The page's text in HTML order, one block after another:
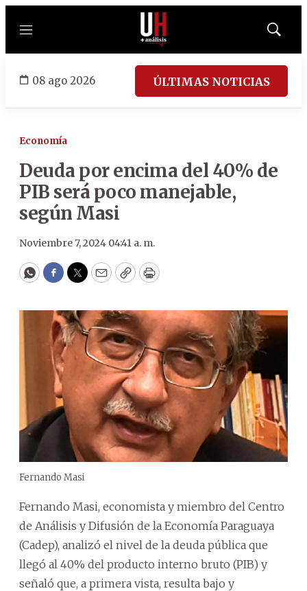
Menú
Mostrar
08 ago 2026 ÚLTIMAS NOTICIAS
Economía
Deuda por encima del 40% de
PIB será poco manejable,
según Masi
Noviembre 7, 2024 04:41 a. m.
WhatsApp
Facebook
Twitter
EmailCopyPrint
Fernando Masi
Fernando Masi, economista y miembro del Centro
de Análisis y Difusión de la Economía Paraguaya
(Cadep), analizó el nivel de la deuda pública que
llegó al 40% del producto interno bruto (PIB) y
señaló que, a primera vista, resulta bajo y